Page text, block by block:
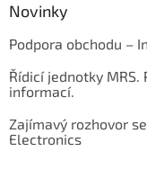
Novinky
Podpora obchodu –
Řídicí jednotky
informací.
Zajímavý rozhovor
Electronics